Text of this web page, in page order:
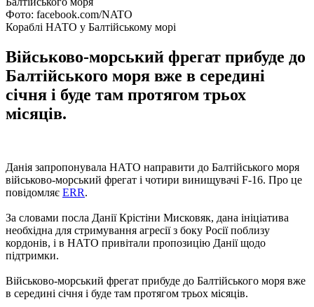
Фото: facebook.com/NATO
Кораблі НАТО у Балтійському морі
Військово-морський фрегат прибуде до
Балтійського моря вже в середині
січня і буде там протягом трьох
місяців.
Данія запропонувала НАТО направити до Балтійського моря
військово-морський фрегат і чотири винищувачі F-16. Про це
повідомляє ERR.
За словами посла Данії Крістіни Мисковяк, дана ініціатива
необхідна для стримування агресії з боку Росії поблизу
кордонів, і в НАТО привітали пропозицію Данії щодо
підтримки.
Військово-морський фрегат прибуде до Балтійського моря вже
в середині січня і буде там протягом трьох місяців.